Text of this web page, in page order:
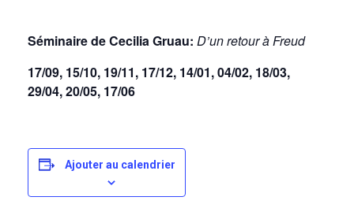
Séminaire de Cecilia Gruau: D’un retour à Freud
17/09, 15/10, 19/11, 17/12, 14/01, 04/02, 18/03,
29/04, 20/05, 17/06
Ajouter au calendrier